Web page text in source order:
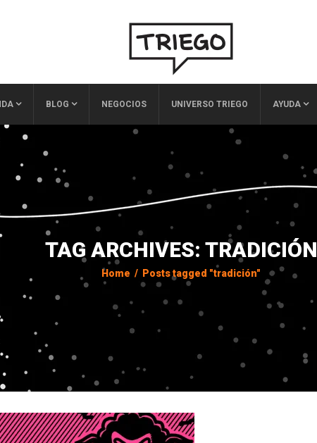
BLOG NEGOCIOS UNIVERSO TRIEGO AYUDA
TAG ARCHIVES: TRADICIÓN
Home / Posts tagged "tradición"